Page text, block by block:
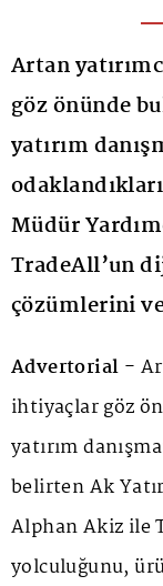
Artan
göz önünde
yatırım
Müdür
TradeAll’un
çözümlerini
Advertorial -
ihtiyaçlar göz
yatırım
belirten Ak
Alphan Akiz ile
yolculuğunu,